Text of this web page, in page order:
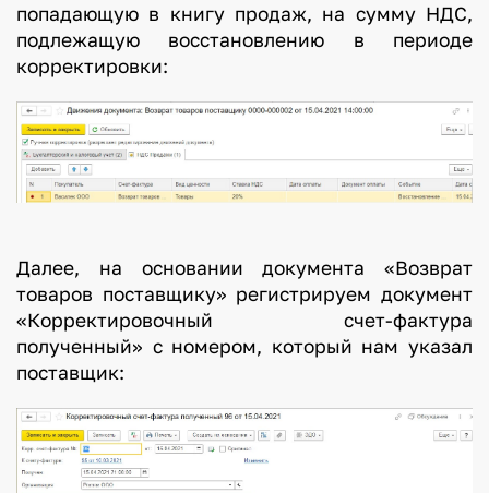
попадающую в книгу продаж, на сумму НДС,
подлежащую восстановлению в периоде
корректировки:
Далее, на основании документа «Возврат
товаров поставщику» регистрируем документ
«Корректировочный счет-фактура
полученный» с номером, который нам указал
поставщик: